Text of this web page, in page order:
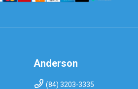
Anderson
(84) 3203-3335